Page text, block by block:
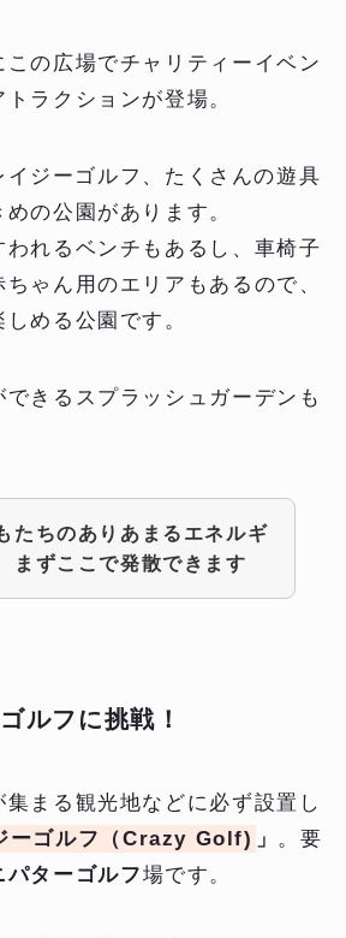
この広場でチャリティーイベン
ラクションが登場。
ジーゴルフ、たくさんの遊具
の公園があります。
われるベンチもあるし、車椅子
ゃん用のエリアもあるので、
める公園です。
きるスプラッシュガーデンも
たちのありあまるエネルギ
まずここで発散できます
ルフに挑戦！
まる観光地などに必ず設置し
ーゴルフ（Crazy Golf) 」 。要
パターゴルフ場です。